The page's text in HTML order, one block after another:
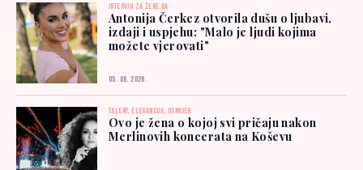
INTERVJU ZA ŽENE.BA
Antonija Čerkez otvorila dušu o ljubavi,
izdaji i uspjehu: "Malo je ljudi kojima
možete vjerovati"
05. 08. 2026.
TALENT, ELEGANCIJA, OSMIJEH
Ovo je žena o kojoj svi pričaju nakon
Merlinovih koncerata na Koševu